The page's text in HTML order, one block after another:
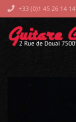
+33 (0)1 45 26 14 14